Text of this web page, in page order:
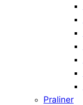
Praliner